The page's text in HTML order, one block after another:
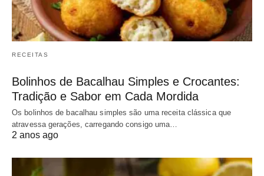
RECEITAS
Bolinhos de Bacalhau Simples e Crocantes:
Tradição e Sabor em Cada Mordida
Os bolinhos de bacalhau simples são uma receita clássica que
atravessa gerações, carregando consigo uma…
2 anos ago